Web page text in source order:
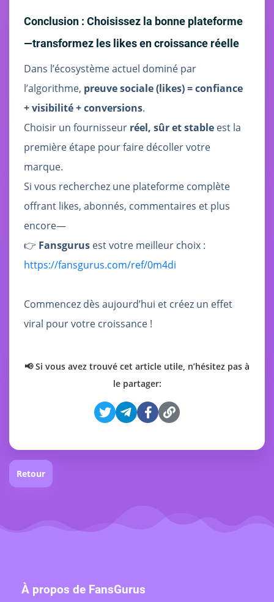
Conclusion : Choisissez la bonne plateforme
—transformez les likes en croissance réelle
Dans l’écosystème actuel dominé par
l’algorithme, preuve sociale (likes) = confiance
+ visibilité + conversions.
Choisir un fournisseur réel, sûr et stable est la
première étape pour faire décoller votre
marque.
Si vous recherchez une plateforme complète
offrant likes, abonnés, commentaires et plus
encore—
👉 Fansgurus est votre meilleur choix :
https://fansgurus.com/ref/0m4di
Commencez dès aujourd’hui et créez un effet
viral pour votre croissance !
📢 Si vous avez trouvé cet article utile, n’hésitez pas à
le partager:
Retour
À propos de FansGurus